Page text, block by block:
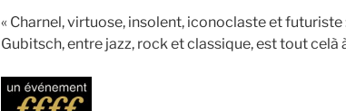
« Charnel, virtuose, insolent, iconoclaste et futuriste
Gubitsch, entre jazz, rock et classique, est tout celà